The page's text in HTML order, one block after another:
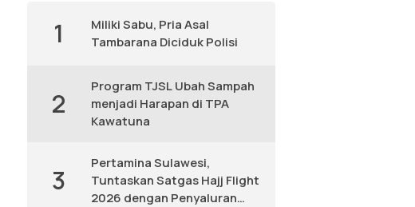
1
Miliki Sabu, Pria Asal
Tambarana Diciduk Polisi
2
Program TJSL Ubah Sampah
menjadi Harapan di TPA
Kawatuna
3
Pertamina Sulawesi,
Tuntaskan Satgas Hajj Flight
2026 dengan Penyaluran